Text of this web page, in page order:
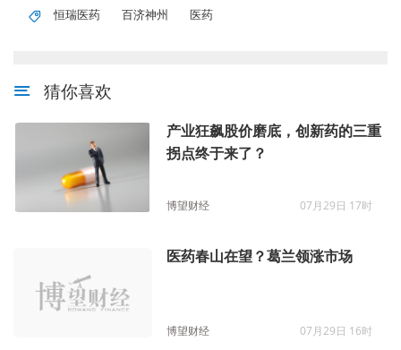
恒瑞医药 百济神州 医药
猜你喜欢
产业狂飙股价磨底，创新药的三重
拐点终于来了？
博望财经 07月29日 17时
医药春山在望？葛兰领涨市场
博望财经 07月29日 16时